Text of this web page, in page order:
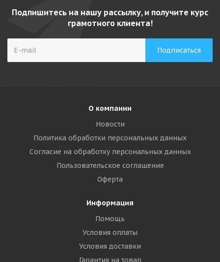
Подпишитесь на нашу рассылку, и получите курс
грамотного клиента!
О компании
Новости
Политика обработки персональных данных
Согласие на обработку персональных данных
Пользовательское соглашение
Оферта
Информация
Помощь
Условия оплаты
Условия доставки
Гарантия на товар